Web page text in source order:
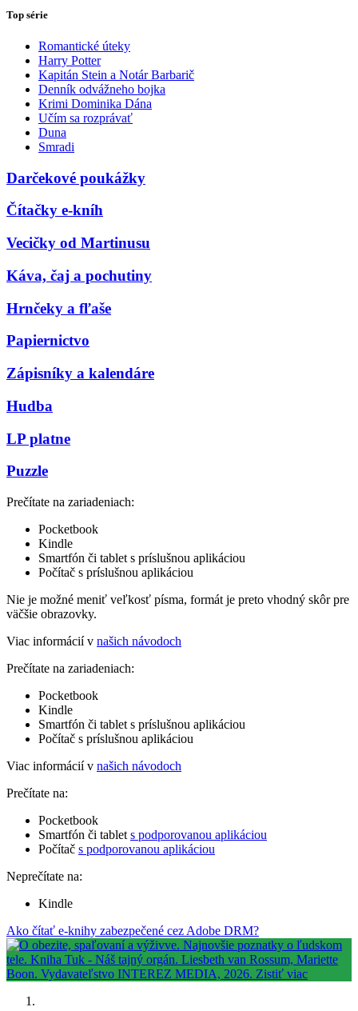
Top série
Romantické úteky
Harry Potter
Kapitán Stein a Notár Barbarič
Denník odvážneho bojka
Krimi Dominika Dána
Učím sa rozprávať
Duna
Smradi
Darčekové poukážky
Čítačky e-kníh
Vecičky od Martinusu
Káva, čaj a pochutiny
Hrnčeky a fľaše
Papiernictvo
Zápisníky a kalendáre
Hudba
LP platne
Puzzle
Prečítate na zariadeniach:
Pocketbook
Kindle
Smartfón či tablet s príslušnou aplikáciou
Počítač s príslušnou aplikáciou
Nie je možné meniť veľkosť písma, formát je preto vhodný skôr pre
väčšie obrazovky.
Viac informácií v našich návodoch
Prečítate na zariadeniach:
Pocketbook
Kindle
Smartfón či tablet s príslušnou aplikáciou
Počítač s príslušnou aplikáciou
Viac informácií v našich návodoch
Prečítate na:
Pocketbook
Smartfón či tablet s podporovanou aplikáciou
Počítač s podporovanou aplikáciou
Neprečítate na:
Kindle
Ako čítať e-knihy zabezpečené cez Adobe DRM?